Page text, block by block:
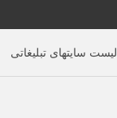
لیست سایتهای تبلیغاتی